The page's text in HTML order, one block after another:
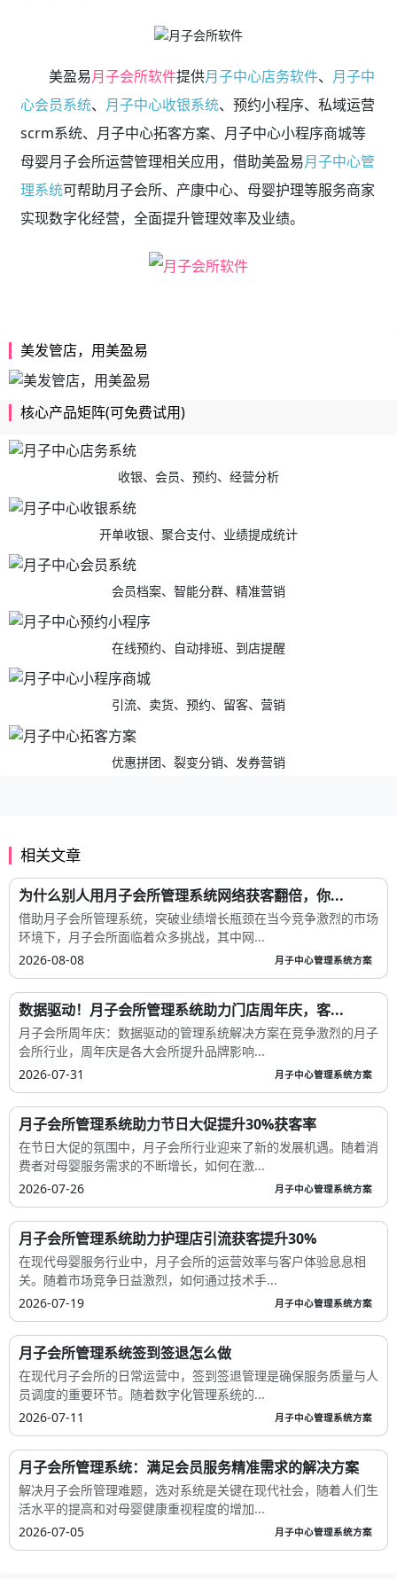
美盈易月子会所软件提供月子中心店务软件、 月子中
心会员系统、 月子中心收银系统、预约小程序、私域运营
scrm系统、月子中心拓客方案、月子中心小程序商城等
母婴月子会所运营管理相关应用，借助美盈易月子中心管
理系统可帮助月子会所、产康中心、母婴护理等服务商家
实现数字化经营，全面提升管理效率及业绩。
美发管店，用美盈易
核心产品矩阵(可免费试用)
收银、会员、预约、经营分析
开单收银、聚合支付、业绩提成统计
会员档案、智能分群、精准营销
在线预约、自动排班、到店提醒
引流、卖货、预约、留客、营销
优惠拼团、裂变分销、发券营销
相关文章
为什么别人用月子会所管理系统网络获客翻倍，你...
借助月子会所管理系统，突破业绩增长瓶颈在当今竞争激烈的市场
环境下，月子会所面临着众多挑战，其中网...
2026-08-08
月子中心管理系统方案
数据驱动！月子会所管理系统助力门店周年庆，客...
月子会所周年庆：数据驱动的管理系统解决方案在竞争激烈的月子
会所行业，周年庆是各大会所提升品牌影响...
2026-07-31
月子中心管理系统方案
月子会所管理系统助力节日大促提升30%获客率
在节日大促的氛围中，月子会所行业迎来了新的发展机遇。随着消
费者对母婴服务需求的不断增长，如何在激...
2026-07-26
月子中心管理系统方案
月子会所管理系统助力护理店引流获客提升30%
在现代母婴服务行业中，月子会所的运营效率与客户体验息息相
关。随着市场竞争日益激烈，如何通过技术手...
2026-07-19
月子中心管理系统方案
月子会所管理系统签到签退怎么做
在现代月子会所的日常运营中，签到签退管理是确保服务质量与人
员调度的重要环节。随着数字化管理系统的...
2026-07-11
月子中心管理系统方案
月子会所管理系统：满足会员服务精准需求的解决方案
解决月子会所管理难题，选对系统是关键在现代社会，随着人们生
活水平的提高和对母婴健康重视程度的增加...
2026-07-05
月子中心管理系统方案